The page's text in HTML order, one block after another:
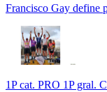
Francisco Gay define
1P cat. PRO 1P gral.